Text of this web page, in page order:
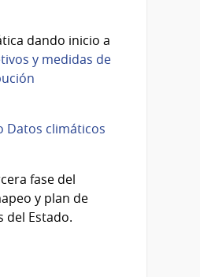
dando inicio a
y medidas de
Datos climáticos
fase del
y plan de
del Estado.